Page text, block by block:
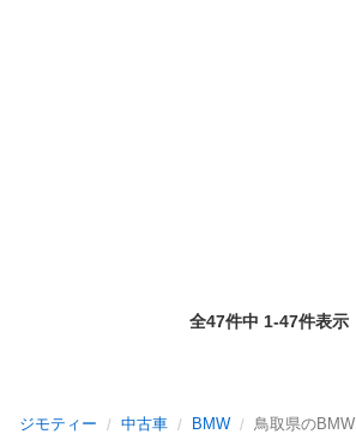
全47件中 1-47件表示
ジモティー 中古車 BMW 鳥取県のBMW